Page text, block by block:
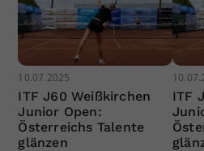
10.07.2025
ITF J60 Weißkirchen
Junior Open:
Österreichs Talente
glänzen
ITF